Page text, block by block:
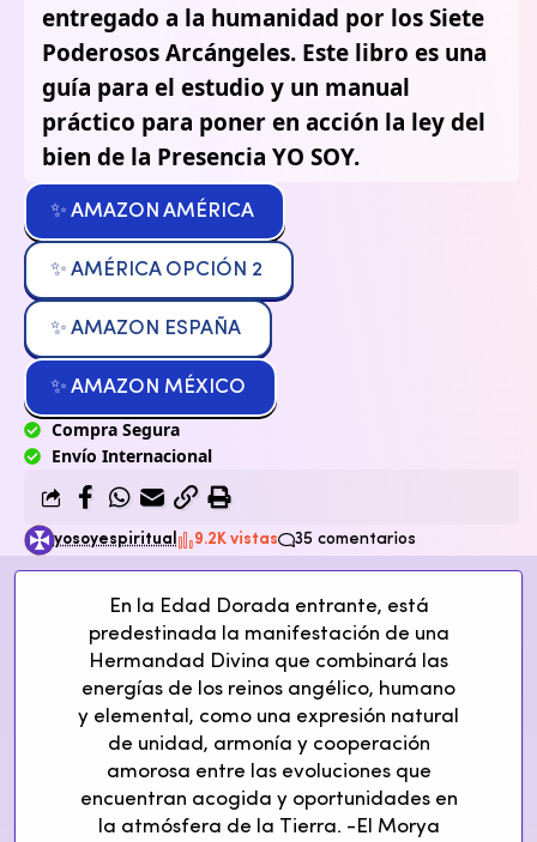
entregado a la humanidad por los Siete
Poderosos Arcángeles. Este libro es una
guía para el estudio y un manual
práctico para poner en acción la ley del
bien de la Presencia YO SOY.
✨ AMAZON AMÉRICA
✨ AMÉRICA OPCIÓN 2
✨ AMAZON ESPAÑA
✨ AMAZON MÉXICO
Compra Segura
Envío Internacional
yosoyespiritual 9.2K vistas 35 comentarios
En la Edad Dorada entrante, está
predestinada la manifestación de una
Hermandad Divina que combinará las
energías de los reinos angélico, humano
y elemental, como una expresión natural
de unidad, armonía y cooperación
amorosa entre las evoluciones que
encuentran acogida y oportunidades en
la atmósfera de la Tierra. -El Morya